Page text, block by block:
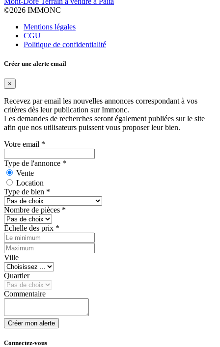
©2026 IMMONC
Mentions légales
CGU
Politique de confidentialité
Créer une alerte email
×
Recevez par email les nouvelles annonces correspondant à vos
critères dès leur publication sur Immonc.
Les demandes de recherches seront également publiées sur le site
afin que nos utilisateurs puissent vous proposer leur bien.
Votre email *
Type de l'annonce *
Vente
Location
Type de bien *
Nombre de pièces *
Échelle des prix *
Ville
Quartier
Commentaire
Créer mon alerte
Connectez-vous